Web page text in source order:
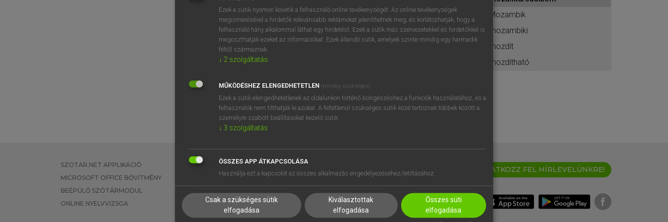
BELÉPÉS
próbaverziójának elindításához
regisztrálok ésbelépek.
REGISZTRÁCIÓ
Mozambik
mozambiki
mozdít
mozdítható
SZOTAR.NET APPLIKÁCIÓ
MICROSOFT OFFICE BŐVÍTMÉNY
BEÉPÜLŐ SZÓTÁRMODUL
ONLINE NYELVVIZSGA
EGYÉNI FELHASZNÁLÓKNAK
TANULÓKNAK
VÁLLALATI MEGOLDÁSOK
SÚGÓ
RÓLUNK
SÜTI BEÁLLÍTÁSOK
IRATKOZZ FEL HÍRLEVELÜNKRE!
Ezek a sütik nyomon követik a felhasználó online tevékenységét. Az online tevékenységek
megismerésével a hirdetők relevánsabb reklámokat jeleníthetnek meg, és korlátozhatják, hogy a
felhasználó hány alkalommal láthat egy hirdetést. Ezek a sütik más szervezetekkel és hirdetőkkel is
megoszthatják ezeket az információkat. Ezek állandó sütik, amelyek szinte mindig egy harmadik
féltől származnak.
↓ 2 szolgáltatás
MŰKÖDÉSHEZ ELENGEDHETETLEN (mindig szükséges)
Ezek a sütik elengedhetetlenek az oldalunkon történő böngészéshez,a funkciók használatához, és a
felhasználók nem tilthatják le azokat. A feltétlenül szükséges sütik közé tartoznak többek között a
személyre szabott beállításokat kezelő sütik.
↓ 3 szolgáltatás
ÖSSZES APP ÁTKAPCSOLÁSA
Használja ezt a kapcsolót az összes alkalmazás engedélyezéséhez/letiltásához.
Csak a szükséges sütik
elfogadása
Kiválasztottak
elfogadása
Összes süti
elfogadása